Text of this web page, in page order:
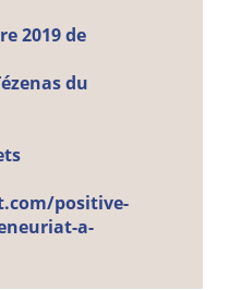
2019 de
du
positive-
a-